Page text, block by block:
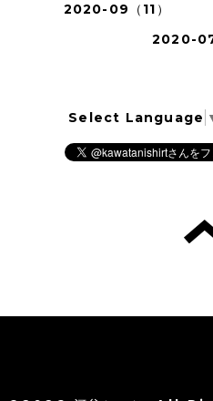
2020-09（11）
2020-07
Select Language